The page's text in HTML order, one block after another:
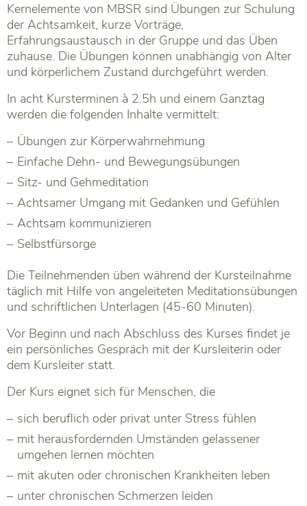
Kernelemente von MBSR sind Übungen zur Schulung
der Achtsamkeit, kurze Vorträge,
Erfahrungsaustausch in der Gruppe und das Üben
zuhause. Die Übungen können unabhängig von Alter
und körperlichem Zustand durchgeführt werden.
In acht Kursterminen à 2.5h und einem Ganztag
werden die folgenden Inhalte vermittelt:
Übungen zur Körperwahrnehmung
Einfache Dehn- und Bewegungsübungen
Sitz- und Gehmeditation
Achtsamer Umgang mit Gedanken und Gefühlen
Achtsam kommunizieren
Selbstfürsorge
Die Teilnehmenden üben während der Kursteilnahme
täglich mit Hilfe von angeleiteten Meditationsübungen
und schriftlichen Unterlagen (45-60 Minuten).
Vor Beginn und nach Abschluss des Kurses findet je
ein persönliches Gespräch mit der Kursleiterin oder
dem Kursleiter statt.
Der Kurs eignet sich für Menschen, die
sich beruflich oder privat unter Stress fühlen
mit herausfordernden Umständen gelassener
umgehen lernen möchten
mit akuten oder chronischen Krankheiten leben
unter chronischen Schmerzen leiden